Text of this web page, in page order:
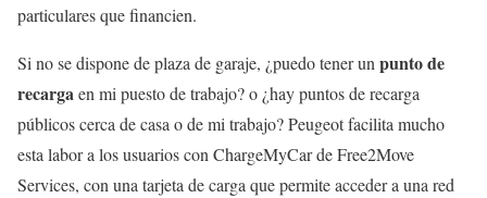
particulares que financien.
Si no se dispone de plaza de garaje, ¿puedo tener unpunto de
recargaen mi puesto de trabajo? o ¿hay puntos de recarga
públicos cerca de casa o de mi trabajo? Peugeot facilita mucho
esta labor a los usuarios con ChargeMyCar de Free2Move
Services, con una tarjeta de carga que permite acceder a una red